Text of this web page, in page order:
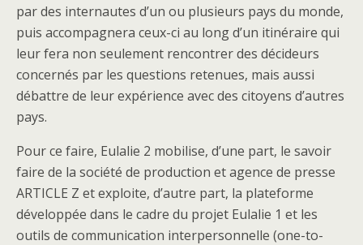
par des internautes d’un ou plusieurs pays du monde,
puis accompagnera ceux-ci au long d’un itinéraire qui
leur fera non seulement rencontrer des décideurs
concernés par les questions retenues, mais aussi
débattre de leur expérience avec des citoyens d’autres
pays.
Pour ce faire, Eulalie 2 mobilise, d’une part, le savoir
faire de la société de production et agence de presse
ARTICLE Z et exploite, d’autre part, la plateforme
développée dans le cadre du projet Eulalie 1 et les
outils de communication interpersonnelle (one-to-